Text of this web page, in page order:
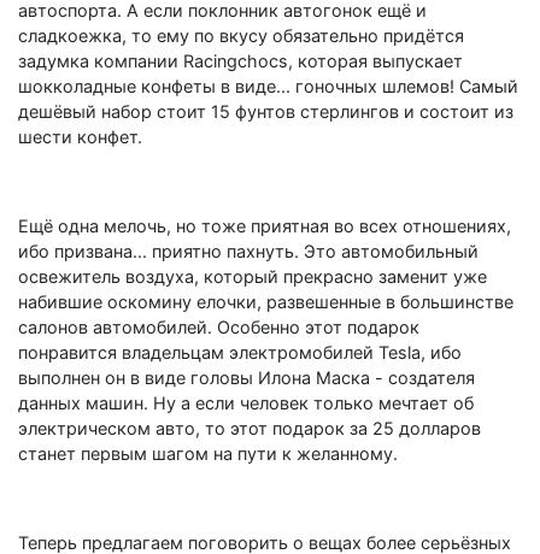
автоспорта. А если поклонник автогонок ещё и
сладкоежка, то ему по вкусу обязательно придётся
задумка компании Racingchocs, которая выпускает
шокколадные конфеты в виде... гоночных шлемов! Самый
дешёвый набор стоит 15 фунтов стерлингов и состоит из
шести конфет.
Ещё одна мелочь, но тоже приятная во всех отношениях,
ибо призвана... приятно пахнуть. Это автомобильный
освежитель воздуха, который прекрасно заменит уже
набившие оскомину елочки, развешенные в большинстве
салонов автомобилей. Особенно этот подарок
понравится владельцам электромобилей Tesla, ибо
выполнен он в виде головы Илона Маска - создателя
данных машин. Ну а если человек только мечтает об
электрическом авто, то этот подарок за 25 долларов
станет первым шагом на пути к желанному.
Теперь предлагаем поговорить о вещах более серьёзных